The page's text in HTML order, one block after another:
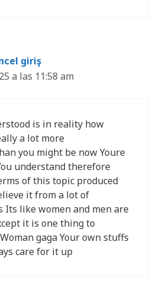
giriş
a las 11:58 am
is in reality how
a lot more
you might be now Youre
understand therefore
of this topic produced
it from a lot of
Its like women and men are
it is one thing to
gaga Your own stuffs
care for it up